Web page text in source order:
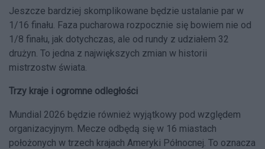
Jeszcze bardziej skomplikowane będzie ustalanie par w
1/16 finału. Faza pucharowa rozpocznie się bowiem nie od
1/8 finału, jak dotychczas, ale od rundy z udziałem 32
drużyn. To jedna z największych zmian w historii
mistrzostw świata.
Trzy kraje i ogromne odległości
Mundial 2026 będzie również wyjątkowy pod względem
organizacyjnym. Mecze odbędą się w 16 miastach
położonych w trzech krajach Ameryki Północnej. To oznacza